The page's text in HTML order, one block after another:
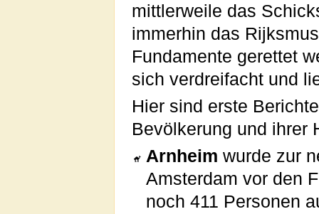
mittlerweile das
immerhin das
Fundamente gerettet
sich verdreifacht und
Hier sind erste
Bevölkerung und ihrer
Arnheim wurde zur
Amsterdam vor den
noch 411 Personen